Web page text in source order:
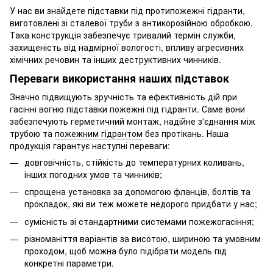
У нас ви знайдете підставки під протипожежні гідранти,
виготовлені зі сталевої труби з антикорозійною обробкою.
Така конструкція забезпечує тривалий термін служби,
захищеність від надмірної вологості, впливу агресивних
хімічних речовин та інших деструктивних чинників.
Переваги використання наших підставок
Значно підвищують зручність та ефективність дій при
гасінні вогню підставки пожежні під гідранти. Саме вони
забезпечують герметичний монтаж, надійне з'єднання між
трубою та пожежним гідрантом без протікань. Наша
продукція гарантує наступні переваги:
довговічність, стійкість до температурних коливань,
інших погодних умов та чинників;
спрощена установка за допомогою фланців, болтів та
прокладок, які ви теж можете недорого придбати у нас;
сумісність зі стандартними системами пожежогасіння;
різноманіття варіантів за висотою, шириною та умовним
проходом, щоб можна було підібрати модель під
конкретні параметри.